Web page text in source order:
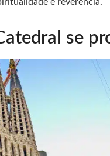
se